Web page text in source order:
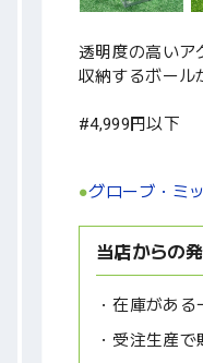
透明度の高いア
収納するボール
#4,999円以下
●グローブ・ミ
当店からの
在庫がある
受注生産で